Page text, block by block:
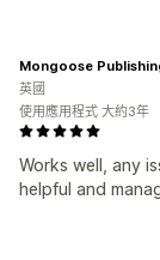
Works well, any
helpful and
Mongoose
英國
使用應用程式 大約3年